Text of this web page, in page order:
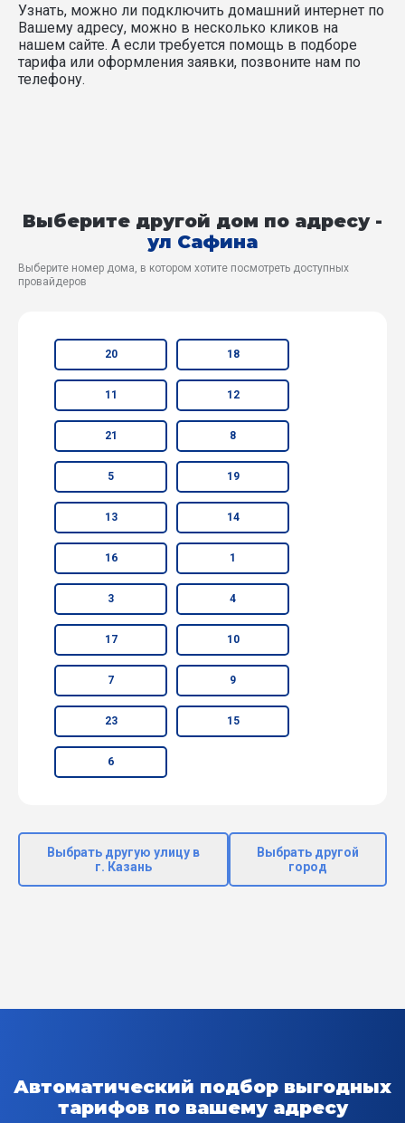
Узнать, можно ли подключить домашний интернет по
Вашему адресу, можно в несколько кликов на
нашем сайте. А если требуется помощь в подборе
тарифа или оформления заявки, позвоните нам по
телефону.
Выберите другой дом по адресу -
ул Сафина
Выберите номер дома, в котором хотите посмотреть доступных
провайдеров
20 18
11 12
21 8
5 19
13 14
16 1
3 4
17 10
7 9
23 15
6
Выбрать другую улицу в
г. Казань
Выбрать другой
город
Автоматический подбор выгодных
тарифов по вашему адресу